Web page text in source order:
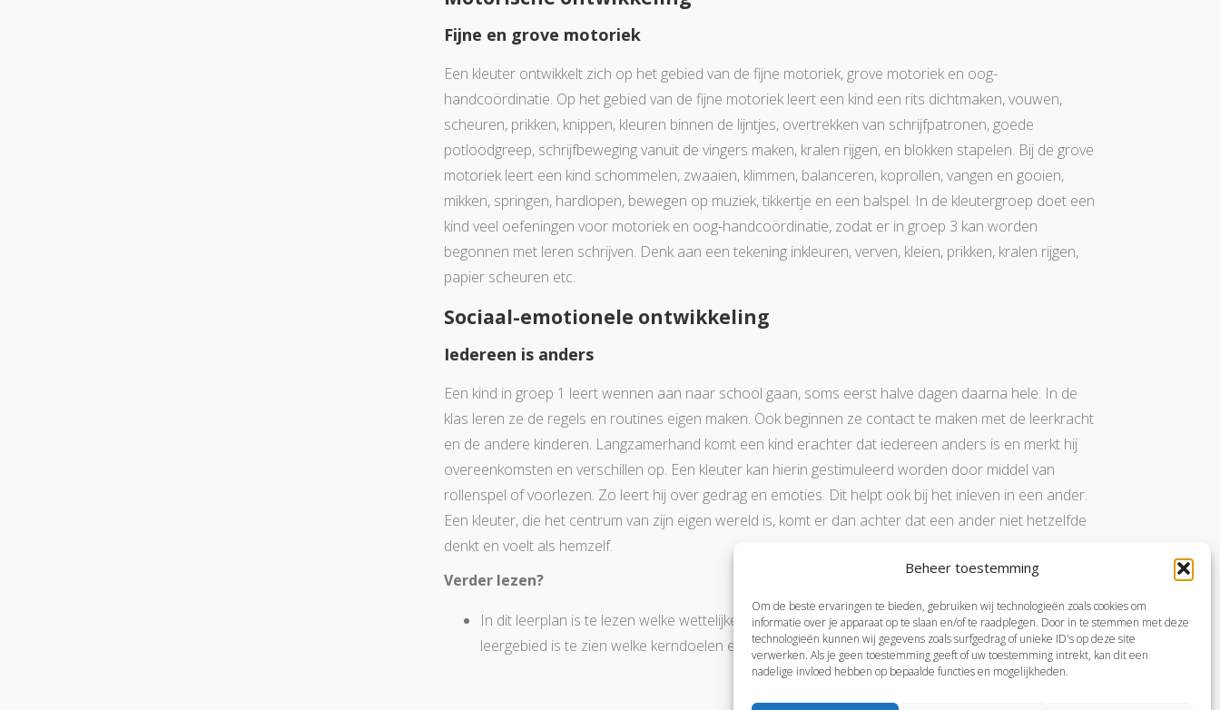
Beheer toestemming
Om de beste ervaringen te bieden, gebruiken wij technologieën zoals cookies om
informatie over je apparaat op te slaan en/of te raadplegen. Door in te stemmen met deze
technologieën kunnen wij gegevens zoals surfgedrag of unieke ID's op deze site
verwerken. Als je geen toestemming geeft of uw toestemming intrekt, kan dit een
nadelige invloed hebben op bepaalde functies en mogelijkheden.
Fijne en grove motoriek
Een kleuter ontwikkelt zich op het gebied van de fijne motoriek, grove motoriek en oog-
handcoördinatie. Op het gebied van de fijne motoriek leert een kind een rits dichtmaken, vouwen,
scheuren, prikken, knippen, kleuren binnen de lijntjes, overtrekken van schrijfpatronen, goede
potloodgreep, schrijfbeweging vanuit de vingers maken, kralen rijgen, en blokken stapelen. Bij de grove
motoriek leert een kind schommelen, zwaaien, klimmen, balanceren, koprollen, vangen en gooien,
mikken, springen, hardlopen, bewegen op muziek, tikkertje en een balspel. In de kleutergroep doet een
kind veel oefeningen voor motoriek en oog-handcoördinatie, zodat er in groep 3 kan worden
begonnen met leren schrijven. Denk aan een tekening inkleuren, verven, kleien, prikken, kralen rijgen,
papier scheuren etc.
Sociaal-emotionele ontwikkeling
Iedereen is anders
Een kind in groep 1 leert wennen aan naar school gaan, soms eerst halve dagen daarna hele. In de
klas leren ze de regels en routines eigen maken. Ook beginnen ze contact te maken met de leerkracht
en de andere kinderen. Langzamerhand komt een kind erachter dat iedereen anders is en merkt hij
overeenkomsten en verschillen op. Een kleuter kan hierin gestimuleerd worden door middel van
rollenspel of voorlezen. Zo leert hij over gedrag en emoties. Dit helpt ook bij het inleven in een ander.
Een kleuter, die het centrum van zijn eigen wereld is, komt er dan achter dat een ander niet hetzelfde
denkt en voelt als hemzelf.
Verder lezen?
In dit leerplan is te lezen welke wettelijke doelen er zijn voor het primair onderwijs. Per vak en per
leergebied is te zien welke kerndoelen er zijn gesteld, o.a. voor groep 1.LeerplanInBeeld (slo.nl)